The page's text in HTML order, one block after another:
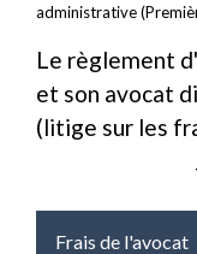
administrative
Le règlement
et son avocat
(litige sur les
Frais de l'avocat